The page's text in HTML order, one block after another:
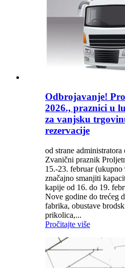
Odbrojavanje!
2026., praznici u
za vanjsku
rezervacije
od strane administratora
Zvanični praznik
15.-23. februar
značajno smanjiti
kapije od 16. do 19.
Nove godine do trećeg
fabrika, obustave
prikolica,...
Pročitajte više